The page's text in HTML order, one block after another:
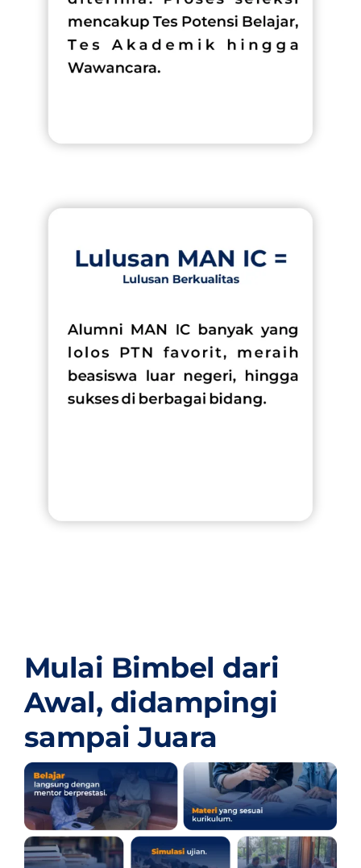
Mulai Bimbel dari
Awal, didampingi
sampai Juara